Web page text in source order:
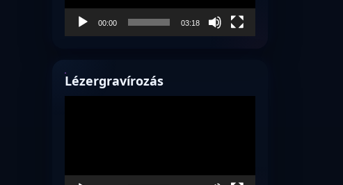
00:00 03:18
Lézergravírozás